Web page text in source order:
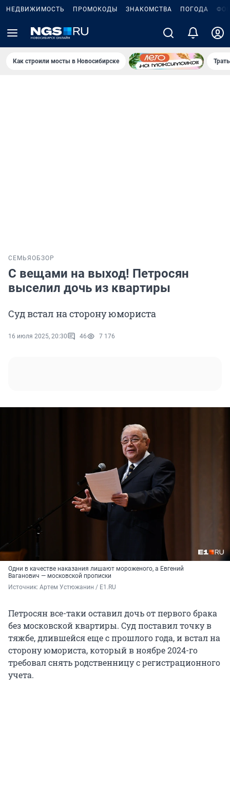
НЕДВИЖИМОСТЬ ПРОМОКОДЫ ЗНАКОМСТВА ПОГОДА
Как строили мосты в Новосибирске
СЕМЬЯ ОБЗОР
С вещами на выход! Петросян
выселил дочь из квартиры
Суд встал на сторону юмориста
16 июля 2025, 20:30 46 7 176
Одни в качестве наказания лишают мороженого, а Евгений
Ваганович — московской прописки
Источник: Артем Устюжанин / E1.RU
Петросян все-таки оставил дочь от первого брака
без московской квартиры. Суд поставил точку в
тяжбе, длившейся еще с прошлого года, и встал на
сторону юмориста, который в ноябре 2024-го
требовал снять родственницу с регистрационного
учета.